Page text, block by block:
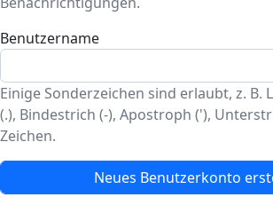
Benutzername
Einige Sonderzeichen sind erlaubt, z. B.
(.), Bindestrich (-), Apostroph ('),
Zeichen.